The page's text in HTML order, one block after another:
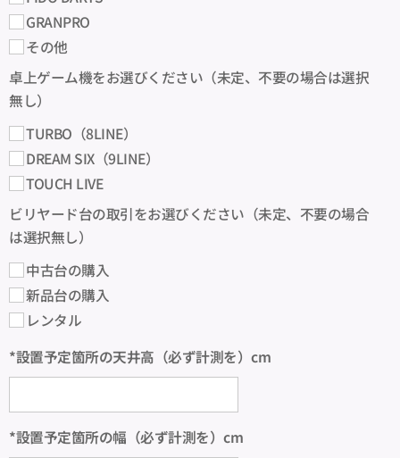
GRANPRO
その他
卓上ゲーム機をお選びください（未定、不要の場合は選択
無し）
TURBO（8LINE）
DREAM SIX（9LINE）
TOUCH LIVE
ビリヤード台の取引をお選びください（未定、不要の場合
は選択無し）
中古台の購入
新品台の購入
レンタル
*設置予定箇所の天井高（必ず計測を）cm
*設置予定箇所の幅（必ず計測を）cm